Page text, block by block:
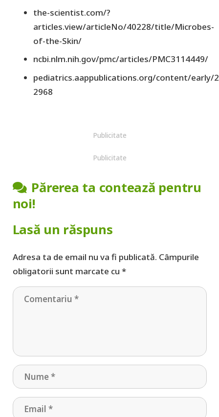
the-scientist.com/?
articles.view/articleNo/40228/title/Microbes-
of-the-Skin/
ncbi.nlm.nih.gov/pmc/articles/PMC3114449/
pediatrics.aappublications.org/content/early/
2968
Publicitate
Publicitate
Părerea ta contează pentru
noi!
Lasă un răspuns
Adresa ta de email nu va fi publicată. Câmpurile
obligatorii sunt marcate cu *